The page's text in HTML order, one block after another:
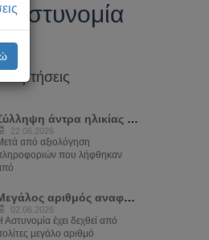
Αστυνομία
Σύλληψη άντρα ηλικίας 35 ετών για...
22.06.2026
από αξιολόγηση
που λήφθηκαν
Μεγάλος αριθμός αναφορών από πολίτες για...
02.06.2026
Αστυνομία έχει δεχθεί από
μεγάλο αριθμό